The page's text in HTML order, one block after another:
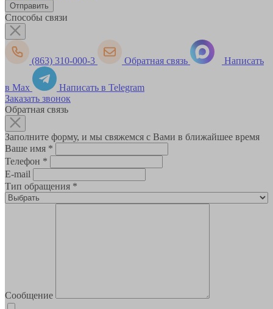
Способы связи
(863) 310-000-3 Обратная связь Написать
в Max
Написать в Telegram
Заказать звонок
Обратная связь
Заполните форму, и мы свяжемся с Вами в ближайшее время
Ваше имя *
Телефон *
E-mail
Тип обращения *
Сообщение